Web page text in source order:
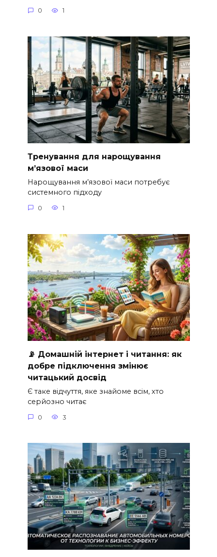
0 1
Тренування для нарощування
м’язової маси
Нарощування м’язової маси потребує
системного підходу
0 1
📡 Домашній інтернет і читання: як
добре підключення змінює
читацький досвід
Є таке відчуття, яке знайоме всім, хто
серйозно читає
0 3